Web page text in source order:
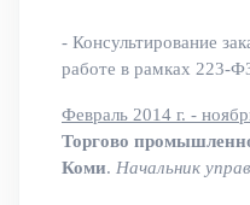
- Консультирование
работе в рамках 223-
Февраль 2014 г. -
Торгово
Коми. Начальник